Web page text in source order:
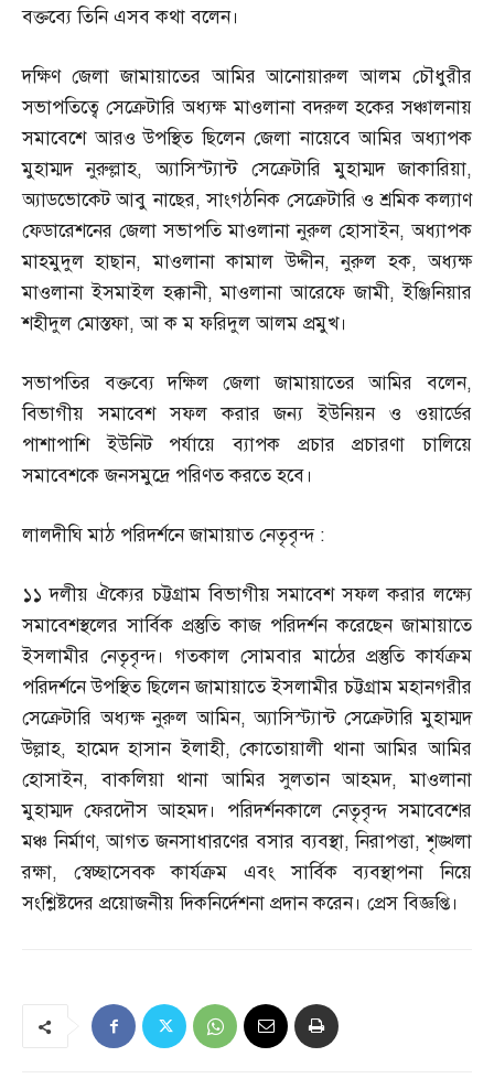
বক্তব্যে তিনি এসব কথা বলেন।
দক্ষিণ জেলা জামায়াতের আমির আনোয়ারুল আলম চৌধুরীর
সভাপতিত্বে সেক্রেটারি অধ্যক্ষ মাওলানা বদরুল হকের সঞ্চালনায়
সমাবেশে আরও উপস্থিত ছিলেন জেলা নায়েবে আমির অধ্যাপক
মুহাম্মদ নুরুল্লাহ,অ্যাসিস্ট্যান্ট সেক্রেটারি মুহাম্মদ জাকারিয়া,
অ্যাডভোকেট আবু নাছের,সাংগঠনিক সেক্রেটারি ও শ্রমিক কল্যাণ
ফেডারেশনের জেলা সভাপতি মাওলানা নুরুল হোসাইন,অধ্যাপক
মাহমুদুল হাছান,মাওলানা কামাল উদ্দীন,নুরুল হক,অধ্যক্ষ
মাওলানা ইসমাইল হক্কানী,মাওলানা আরেফে জামী,ইঞ্জিনিয়ার
শহীদুল মোস্তফা,আ ক ম ফরিদুল আলম প্রমুখ।
সভাপতির বক্তব্যে দক্ষিল জেলা জামায়াতের আমির বলেন,
বিভাগীয় সমাবেশ সফল করার জন্য ইউনিয়ন ও ওয়ার্ডের
পাশাপাশি ইউনিট পর্যায়ে ব্যাপক প্রচার প্রচারণা চালিয়ে
সমাবেশকে জনসমুদ্রে পরিণত করতে হবে।
লালদীঘি মাঠ পরিদর্শনে জামায়াত নেতৃবৃন্দ :
১১ দলীয় ঐক্যের চট্টগ্রাম বিভাগীয় সমাবেশ সফল করার লক্ষ্যে
সমাবেশস্থলের সার্বিক প্রস্তুতি কাজ পরিদর্শন করেছেন জামায়াতে
ইসলামীর নেতৃবৃন্দ। গতকাল সোমবার মাঠের প্রস্তুতি কার্যক্রম
পরিদর্শনে উপস্থিত ছিলেন জামায়াতে ইসলামীর চট্টগ্রাম মহানগরীর
সেক্রেটারি অধ্যক্ষ নুরুল আমিন,অ্যাসিস্ট্যান্ট সেক্রেটারি মুহাম্মদ
উল্লাহ,হামেদ হাসান ইলাহী,কোতোয়ালী থানা আমির আমির
হোসাইন,বাকলিয়া থানা আমির সুলতান আহমদ,মাওলানা
মুহাম্মদ ফেরদৌস আহমদ। পরিদর্শনকালে নেতৃবৃন্দ সমাবেশের
মঞ্চ নির্মাণ,আগত জনসাধারণের বসার ব্যবস্থা,নিরাপত্তা,শৃঙ্খলা
রক্ষা, স্বেচ্ছাসেবক কার্যক্রম এবং সার্বিক ব্যবস্থাপনা নিয়ে
সংশ্লিষ্টদের প্রয়োজনীয় দিকনির্দেশনা প্রদান করেন। প্রেস বিজ্ঞপ্তি।